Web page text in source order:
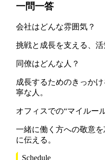
一問一答
会社はどんな雰囲気？
挑戦と成長を支える、活
同僚はどんな人？
成長するためのきっか
寧な人。
オフィスでの“マイルー
一緒に働く方への敬意
に伝える。
Schedule